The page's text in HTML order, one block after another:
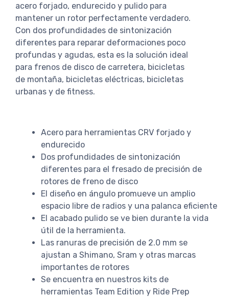
acero forjado, endurecido y pulido para
mantener un rotor perfectamente verdadero.
Con dos profundidades de sintonización
diferentes para reparar deformaciones poco
profundas y agudas, esta es la solución ideal
para frenos de disco de carretera, bicicletas
de montaña, bicicletas eléctricas, bicicletas
urbanas y de fitness.
Acero para herramientas CRV forjado y
endurecido
Dos profundidades de sintonización
diferentes para el fresado de precisión de
rotores de freno de disco
El diseño en ángulo promueve un amplio
espacio libre de radios y una palanca eficiente
El acabado pulido se ve bien durante la vida
útil de la herramienta.
Las ranuras de precisión de 2.0 mm se
ajustan a Shimano, Sram y otras marcas
importantes de rotores
Se encuentra en nuestros kits de
herramientas Team Edition y Ride Prep